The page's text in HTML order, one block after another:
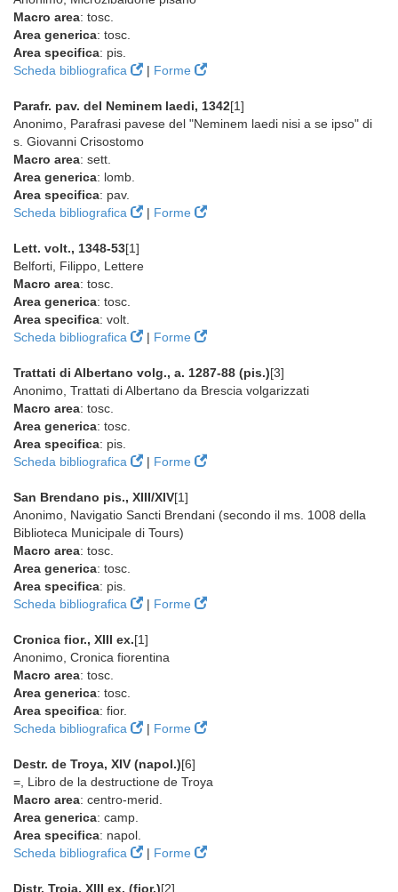
Macro area: tosc.
Area generica: tosc.
Area specifica: pis.
Scheda bibliografica
| Forme
Parafr. pav. del Neminem laedi, 1342[1]
Anonimo, Parafrasi pavese del "Neminem laedi nisi a se ipso" di
s. Giovanni Crisostomo
Macro area: sett.
Area generica: lomb.
Area specifica: pav.
Scheda bibliografica
| Forme
Lett. volt., 1348-53[1]
Belforti, Filippo, Lettere
Macro area: tosc.
Area generica: tosc.
Area specifica: volt.
Scheda bibliografica
| Forme
Trattati di Albertano volg., a. 1287-88 (pis.)[3]
Anonimo, Trattati di Albertano da Brescia volgarizzati
Macro area: tosc.
Area generica: tosc.
Area specifica: pis.
Scheda bibliografica
| Forme
San Brendano pis., XIII/XIV[1]
Anonimo, Navigatio Sancti Brendani (secondo il ms. 1008 della
Biblioteca Municipale di Tours)
Macro area: tosc.
Area generica: tosc.
Area specifica: pis.
Scheda bibliografica
| Forme
Cronica fior., XIII ex.[1]
Anonimo, Cronica fiorentina
Macro area: tosc.
Area generica: tosc.
Area specifica: fior.
Scheda bibliografica
| Forme
Destr. de Troya, XIV (napol.)[6]
=, Libro de la destructione de Troya
Macro area: centro-merid.
Area generica: camp.
Area specifica: napol.
Scheda bibliografica
| Forme
Distr. Troia, XIII ex. (fior.)[2]